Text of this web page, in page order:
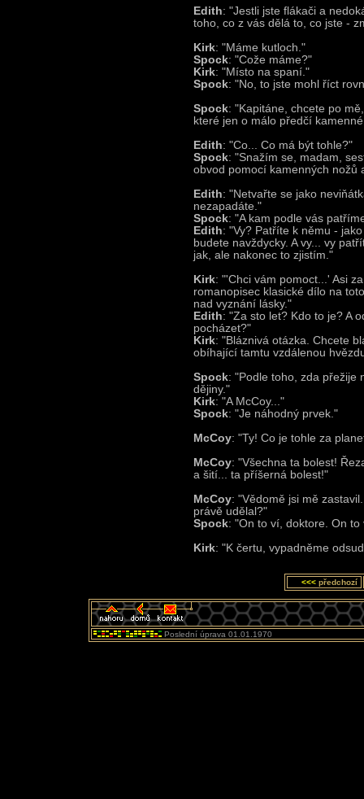
Edith: "Jestli jste flákači a
toho, co z vás dělá to, co jste -
Kirk: "Máme kutloch."
Spock: "Cože máme?"
Kirk: "Místo na spaní."
Spock: "No, to jste mohl říct
Spock: "Kapitáne, chcete po
které jen o málo předčí
Edith: "Co... Co má být tohle?"
Spock: "Snažím se, madam,
obvod pomocí kamenných nožů
Edith: "Netvařte se jako
nezapadáte."
Spock: "A kam podle vás
Edith: "Vy? Patříte k němu -
budete navždycky. A vy... vy
jak, ale nakonec to zjistím."
Kirk: "'Chci vám pomoct...' Asi
romanopisec klasické dílo na
nad vyznání lásky."
Edith: "Za sto let? Kdo to je? A
pocházet?"
Kirk: "Bláznivá otázka. Chcete
obíhající tamtu vzdálenou
Spock: "Podle toho, zda přežije
dějiny."
Kirk: "A McCoy..."
Spock: "Je náhodný prvek."
McCoy: "Ty! Co je tohle za
McCoy: "Všechna ta bolest!
a šití... ta příšerná bolest!"
McCoy: "Vědomě jsi mě
právě udělal?"
Spock: "On to ví, doktore. On to
Kirk: "K čertu, vypadněme
<<< předchozí
Poslední úprava 01.01.1970